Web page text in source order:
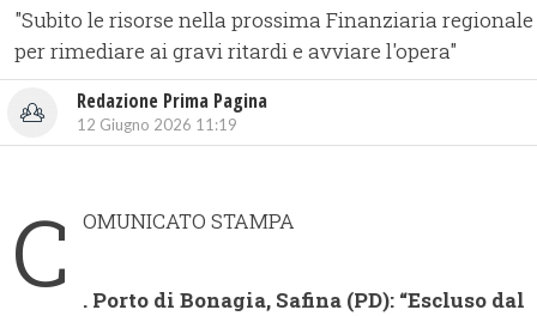
"Subito le risorse nella prossima Finanziaria regionale
per rimediare ai gravi ritardi e avviare l'opera"
Redazione Prima Pagina
12 Giugno 2026 11:19
C OMUNICATO STAMPA
. Porto di Bonagia, Safina (PD): “Escluso dal